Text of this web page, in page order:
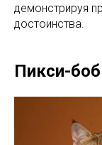
демонстрируя
достоинства.
Пикси-боб